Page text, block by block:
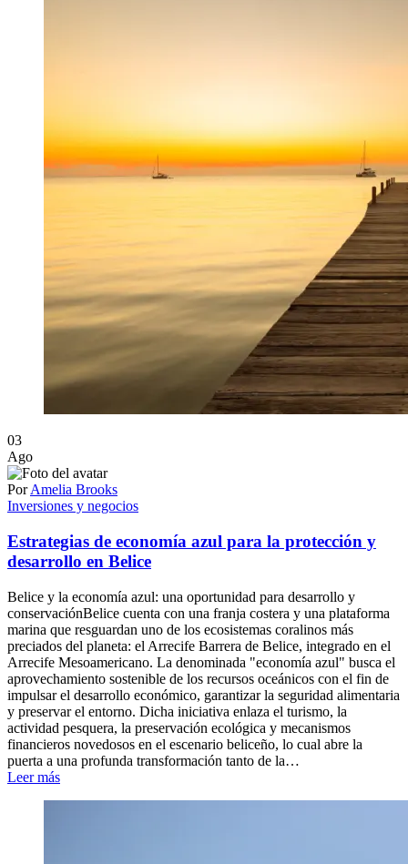
03
Ago
PorAmelia Brooks
Inversiones y negocios
Estrategias de economía azul para la protección y
desarrollo en Belice
Belice y la economía azul: una oportunidad para desarrollo y
conservaciónBelice cuenta con una franja costera y una plataforma
marina que resguardan uno de los ecosistemas coralinos más
preciados del planeta: el Arrecife Barrera de Belice, integrado en el
Arrecife Mesoamericano. La denominada "economía azul" busca el
aprovechamiento sostenible de los recursos oceánicos con el fin de
impulsar el desarrollo económico, garantizar la seguridad alimentaria
y preservar el entorno. Dicha iniciativa enlaza el turismo, la
actividad pesquera, la preservación ecológica y mecanismos
financieros novedosos en el escenario beliceño, lo cual abre la
puerta a una profunda transformación tanto de la…
Leer más